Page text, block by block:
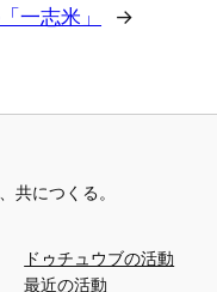
一志米」
→
共につくる。
ドゥチュウブの活動
最近の活動